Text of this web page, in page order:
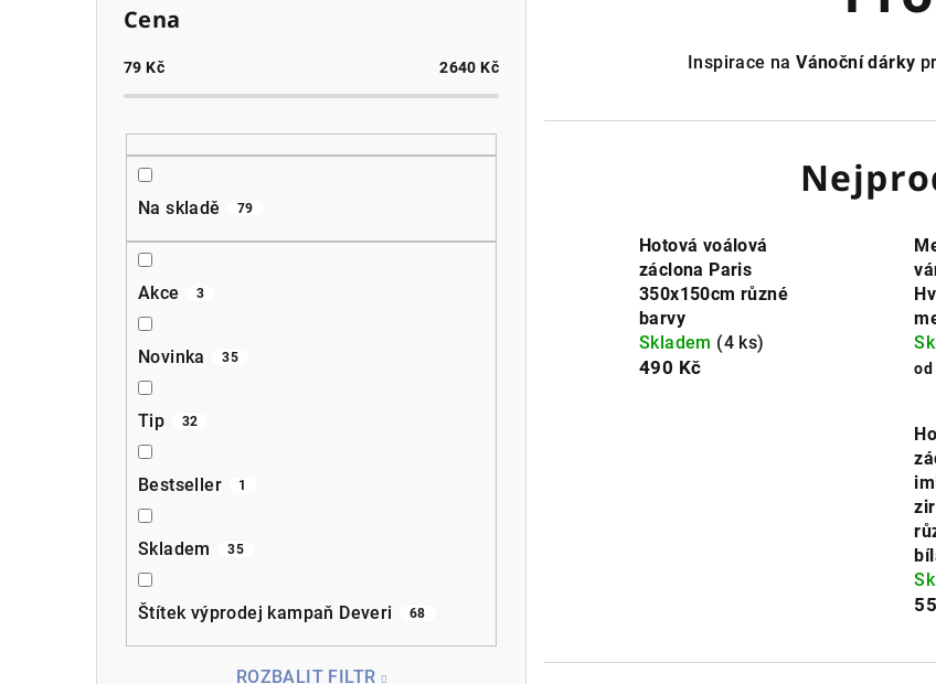
Cena
79 Kč 2640 Kč
Na skladě 79
Akce 3
Novinka 35
Tip 32
Bestseller 1
Skladem 35
Štítek výprodej kampaň Deveri 68
ROZBALIT FILTR
Inspirace naVánoční dárky
Hotová voálová
záclona Paris
350x150cm různé
barvy
Skladem (4 ks)
490 Kč od